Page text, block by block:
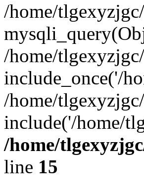
/home/
/home/
include_once('/
/home/
include('/home/
/home/
line 15